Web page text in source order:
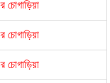
চোগাড়িয়া
চোগাড়িয়া